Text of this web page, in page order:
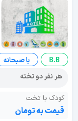
B.B
با صبحانه
هر نفر دو تخته
کودک با تخت
قیمت به تومان